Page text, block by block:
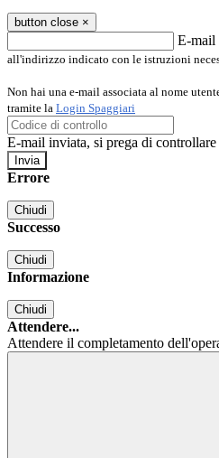
button close ×
E-mail
all'indirizzo indicato con le istruzioni
Non hai una e-mail associata al nome
tramite la Login Spaggiari
E-mail inviata, si prega di
Errore
Chiudi
Successo
Chiudi
Informazione
Chiudi
Attendere...
Attendere il completamento